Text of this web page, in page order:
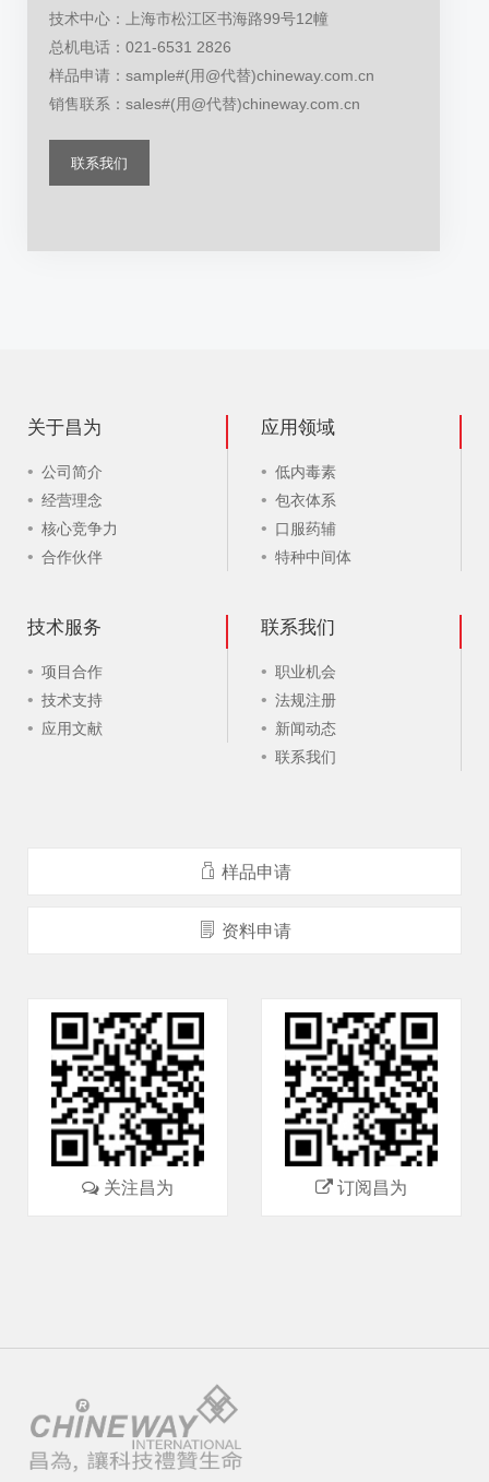
技术中心：上海市松江区书海路99号12幢
总机电话：021-6531 2826
样品申请：sample#(用@代替)chineway.com.cn
销售联系：sales#(用@代替)chineway.com.cn
联系我们
关于昌为
公司简介
经营理念
核心竞争力
合作伙伴
应用领域
低内毒素
包衣体系
口服药辅
特种中间体
技术服务
项目合作
技术支持
应用文献
联系我们
职业机会
法规注册
新闻动态
联系我们
样品申请
资料申请
关注昌为 订阅昌为